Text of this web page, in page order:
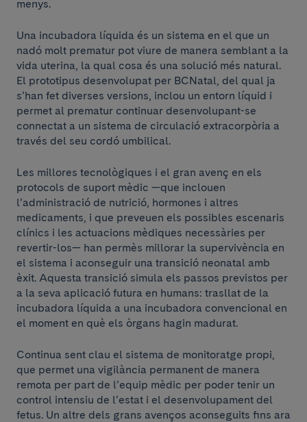
menys.
Una incubadora líquida és un sistema en el que un
nadó molt prematur pot viure de manera semblant a la
vida uterina, la qual cosa és una solució més natural.
El prototipus desenvolupat per BCNatal, del qual ja
s’han fet diverses versions, inclou un entorn líquid i
permet al prematur continuar desenvolupant-se
connectat a un sistema de circulació extracorpòria a
través del seu cordó umbilical.
Les millores tecnològiques i el gran avenç en els
protocols de suport mèdic —que inclouen
l’administració de nutrició, hormones i altres
medicaments, i que preveuen els possibles escenaris
clínics i les actuacions mèdiques necessàries per
revertir-los— han permès millorar la supervivència en
el sistema i aconseguir una transició neonatal amb
èxit. Aquesta transició simula els passos previstos per
a la seva aplicació futura en humans: trasllat de la
incubadora líquida a una incubadora convencional en
el moment en què els òrgans hagin madurat.
Continua sent clau el sistema de monitoratge propi,
que permet una vigilància permanent de manera
remota per part de l’equip mèdic per poder tenir un
control intensiu de l’estat i el desenvolupament del
fetus. Un altre dels grans avenços aconseguits fins ara